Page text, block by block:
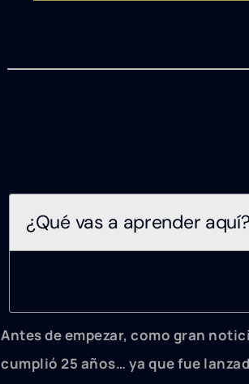
¿Qué vas a aprender aquí?
Antes de empezar, como gran
cumplió 25 años… ya que fue